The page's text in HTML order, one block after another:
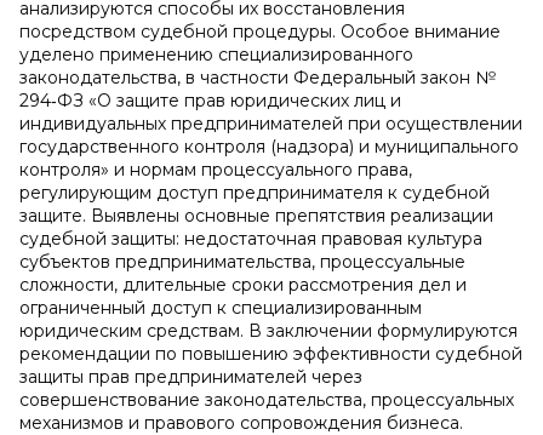
анализируются способы их восстановления
посредством судебной процедуры. Особое внимание
уделено применению специализированного
законодательства, в частности Федеральный закон №
294‑ФЗ «О защите прав юридических лиц и
индивидуальных предпринимателей при осуществлении
государственного контроля (надзора) и муниципального
контроля» и нормам процессуального права,
регулирующим доступ предпринимателя к судебной
защите. Выявлены основные препятствия реализации
судебной защиты: недостаточная правовая культура
субъектов предпринимательства, процессуальные
сложности, длительные сроки рассмотрения дел и
ограниченный доступ к специализированным
юридическим средствам. В заключении формулируются
рекомендации по повышению эффективности судебной
защиты прав предпринимателей через
совершенствование законодательства, процессуальных
механизмов и правового сопровождения бизнеса.